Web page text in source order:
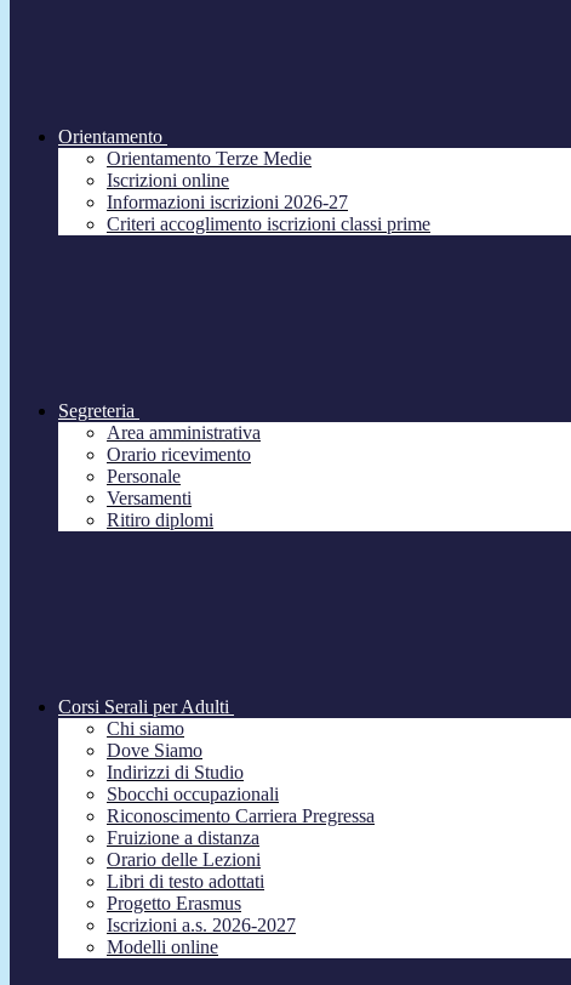
Orientamento
Orientamento Terze Medie
Iscrizioni online
Informazioni iscrizioni 2026-27
Criteri accoglimento iscrizioni classi prime
Segreteria
Area amministrativa
Orario ricevimento
Personale
Versamenti
Ritiro diplomi
Corsi Serali per Adulti
Chi siamo
Dove Siamo
Indirizzi di Studio
Sbocchi occupazionali
Riconoscimento Carriera Pregressa
Fruizione a distanza
Orario delle Lezioni
Libri di testo adottati
Progetto Erasmus
Iscrizioni a.s. 2026-2027
Modelli online